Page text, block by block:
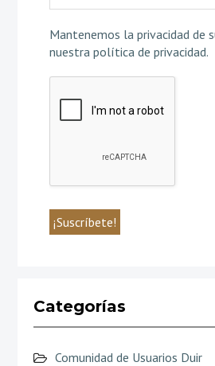
Mantenemos la privacidad de
nuestra política de privacidad.
Categorías
Comunidad de Usuarios Duir